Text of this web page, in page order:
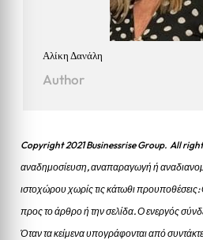
Αλίκη Δανάλη
Author
Copyright 2021 Businessrise Group. All
αναδημοσίευση, αναπαραγωγή ή
ιστοχώρου χωρίς τις κάτωθι
προς το άρθρο ή την σελίδα.Ο ενεργός
Όταν τα κείμενα υπογράφονται από